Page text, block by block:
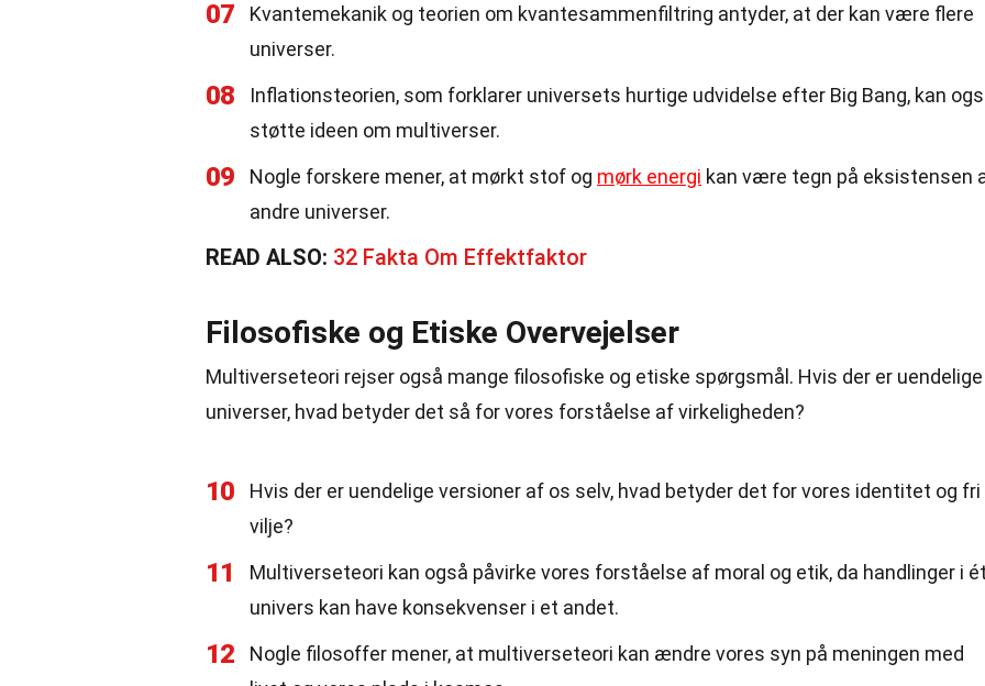
07
Kvantemekanik og teorien om kvantesammenfiltring antyder, at der kan være flere
universer.
08
Inflationsteorien, som forklarer universets hurtige udvidelse efter Big Bang, kan
støtte ideen om multiverser.
09 Nogle forskere mener, at mørkt stof og mørk energi kan være tegn på eksistensen
andre universer.
READ ALSO: 32 Fakta Om Effektfaktor
Filosofiske og Etiske Overvejelser
Multiverseteori rejser også mange filosofiske og etiske spørgsmål. Hvis der er uendelige
universer, hvad betyder det så for vores forståelse af virkeligheden?
10
Hvis der er uendelige versioner af os selv, hvad betyder det for vores identitet og fri
vilje?
11
Multiverseteori kan også påvirke vores forståelse af moral og etik, da handlinger i ét
univers kan have konsekvenser i et andet.
12
Nogle filosoffer mener, at multiverseteori kan ændre vores syn på meningen med